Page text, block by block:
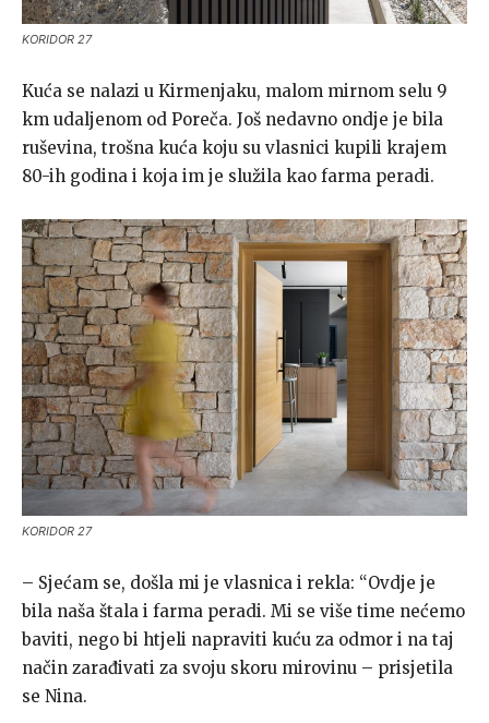
KORIDOR 27
Kuća se nalazi u Kirmenjaku, malom mirnom selu 9
km udaljenom od Poreča. Još nedavno ondje je bila
ruševina, trošna kuća koju su vlasnici kupili krajem
80-ih godina i koja im je služila kao farma peradi.
KORIDOR 27
– Sjećam se, došla mi je vlasnica i rekla: “Ovdje je
bila naša štala i farma peradi. Mi se više time nećemo
baviti, nego bi htjeli napraviti kuću za odmor i na taj
način zarađivati za svoju skoru mirovinu – prisjetila
se Nina.